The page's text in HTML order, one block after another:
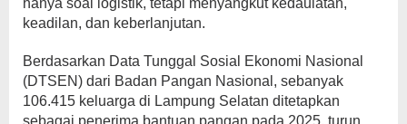
keadilan, dan keberlanjutan.
Berdasarkan Data Tunggal Sosial Ekonomi Nasional
(DTSEN) dari Badan Pangan Nasional, sebanyak
106.415 keluarga di Lampung Selatan ditetapkan
sebagai penerima bantuan pangan pada 2025, turun